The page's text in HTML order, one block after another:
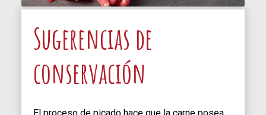
Sugerencias de
conservación